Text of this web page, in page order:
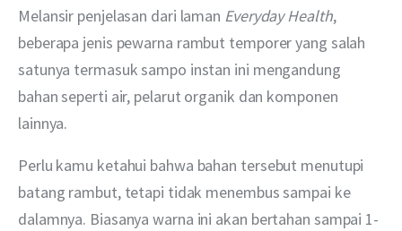
Melansir penjelasan dari laman Everyday Health,
beberapa jenis pewarna rambut temporer yang salah
satunya termasuk sampo instan ini mengandung
bahan seperti air, pelarut organik dan komponen
lainnya.
Perlu kamu ketahui bahwa bahan tersebut menutupi
batang rambut, tetapi tidak menembus sampai ke
dalamnya. Biasanya warna ini akan bertahan sampai 1-